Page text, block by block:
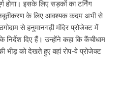
होगा। इसके लिए सड़कों का टर्निंग
के लिए आवश्यक कदम अभी से
से हनुमानगढ़ी मंदिर प्रोजेक्ट में
निर्देश दिए हैं। उन्होंने कहा कि कैंचीधाम
भीड़ को देखते हुए वहां रोप-वे प्रोजेक्ट